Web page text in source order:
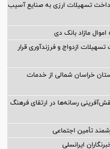
تسهیلات ارزی به صنایع آسیب
مازاد بانک دی
ازدواج و فرزندآوری قرار
خراسان شمالی از خدمات
رسانه‌ها در ارتقای فرهنگ
تأمین اجتماعی